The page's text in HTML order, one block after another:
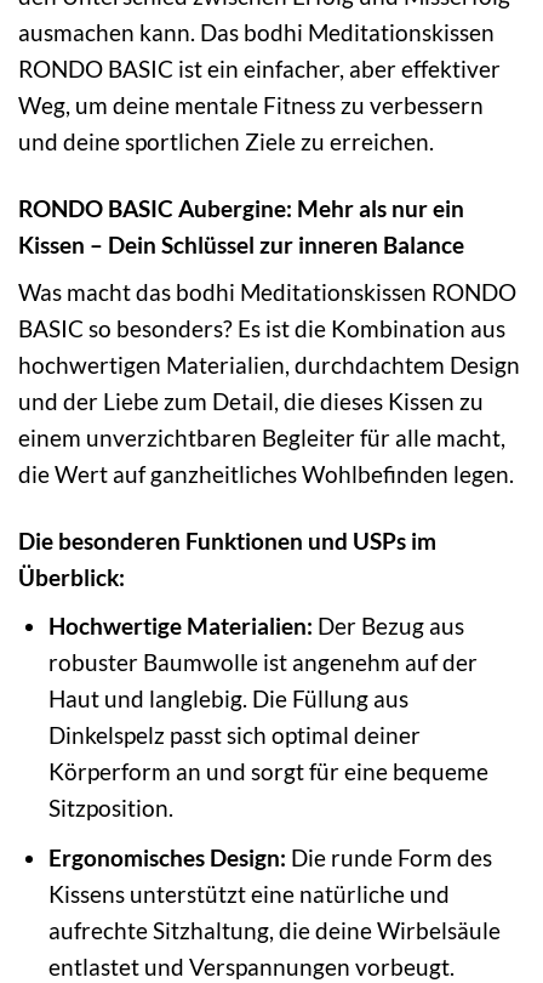
ausmachen kann. Das bodhi Meditationskissen
RONDO BASIC ist ein einfacher, aber effektiver
Weg, um deine mentale Fitness zu verbessern
und deine sportlichen Ziele zu erreichen.
RONDO BASIC Aubergine: Mehr als nur ein
Kissen – Dein Schlüssel zur inneren Balance
Was macht das bodhi Meditationskissen RONDO
BASIC so besonders? Es ist die Kombination aus
hochwertigen Materialien, durchdachtem Design
und der Liebe zum Detail, die dieses Kissen zu
einem unverzichtbaren Begleiter für alle macht,
die Wert auf ganzheitliches Wohlbefinden legen.
Die besonderen Funktionen und USPs im
Überblick:
Hochwertige Materialien: Der Bezug aus
robuster Baumwolle ist angenehm auf der
Haut und langlebig. Die Füllung aus
Dinkelspelz passt sich optimal deiner
Körperform an und sorgt für eine bequeme
Sitzposition.
Ergonomisches Design: Die runde Form des
Kissens unterstützt eine natürliche und
aufrechte Sitzhaltung, die deine Wirbelsäule
entlastet und Verspannungen vorbeugt.